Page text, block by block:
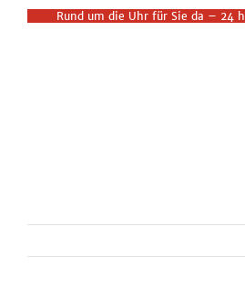
Rund um die Uhr für Sie da – 24 h